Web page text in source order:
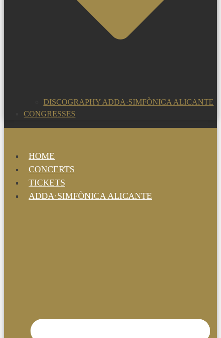
DISCOGRAPHY ADDA·SIMFÒNICA ALICANTE
CONGRESSES
HOME
CONCERTS
TICKETS
ADDA·SIMFÒNICA ALICANTE